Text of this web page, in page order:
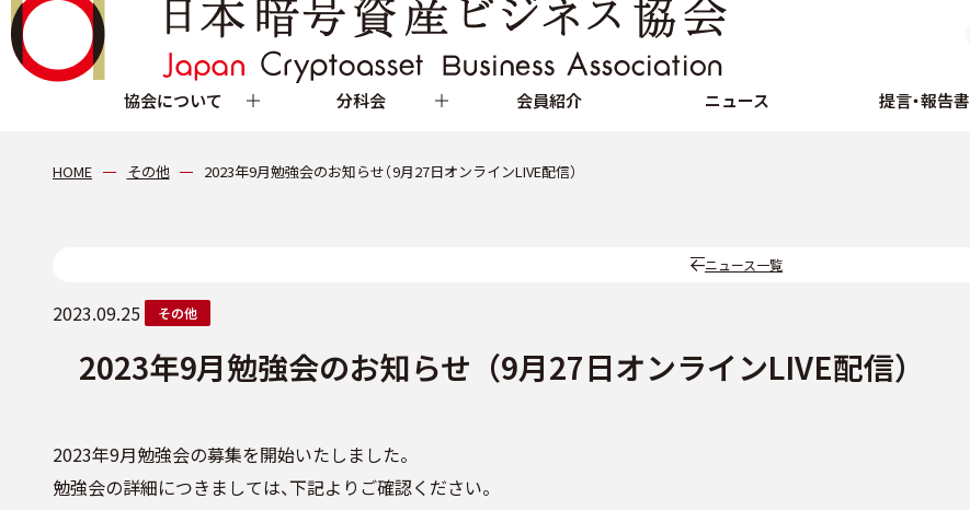
協会について 分科会 会員紹介 ニュース 提言・報告書
HOME その他 2023年9月勉強会のお知らせ（9月27日オンラインLIVE配信）
ニュース一覧
2023.09.25 その他
2023年9月勉強会のお知らせ（9月27日オンラインLIVE配信）
2023年9月勉強会の募集を開始いたしました。
勉強会の詳細につきましては、下記よりご確認ください。